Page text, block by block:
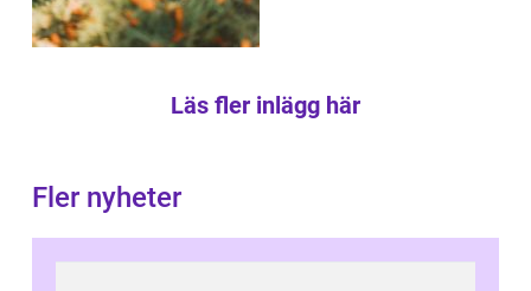
Läs fler inlägg här
Fler nyheter